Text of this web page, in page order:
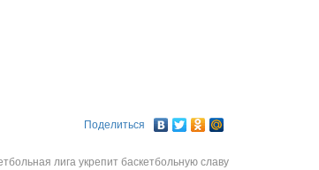
Поделиться
лига укрепит баскетбольную славу